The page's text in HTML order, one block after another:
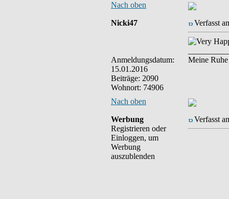
Nach oben
Nicki47
Anmeldungsdatum:
15.01.2016
Beiträge: 2090
Wohnort: 74906
Verfasst
Meine
Nach oben
Werbung
Registrieren oder
Einloggen, um
Werbung
auszublenden
Verfasst